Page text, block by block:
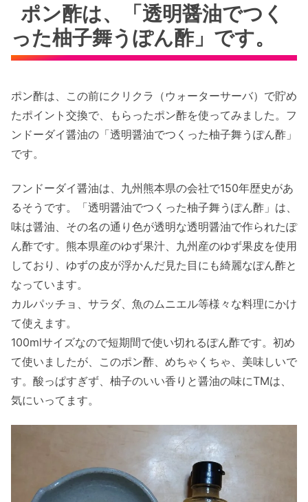
ポン酢は、「透明醤油でつく
った柚子舞うぽん酢」です。
ポン酢は、この前にクリクラ（ウォーターサーバ）で貯め
たポイント交換で、もらったポン酢を使ってみました。フ
ンドーダイ醤油の「透明醤油でつくった柚子舞うぽん酢」
です。
フンドーダイ醤油は、九州熊本県の会社で150年歴史があ
るそうです。「透明醤油でつくった柚子舞うぽん酢」は、
味は醤油、その名の通り色が透明な透明醤油で作られたぽ
ん酢です。熊本県産のゆず果汁、九州産のゆず果皮を使用
しており、ゆずの皮が浮かんだ見た目にも綺麗なぽん酢と
なっています。
カルパッチョ、サラダ、魚のムニエル等様々な料理にかけ
て使えます。
100mlサイズなので短期間で使い切れるぽん酢です。初め
て使いましたが、このポン酢、めちゃくちゃ、美味しいで
す。酸っぱすぎず、柚子のいい香りと醤油の味にTMは、
気にいってます。